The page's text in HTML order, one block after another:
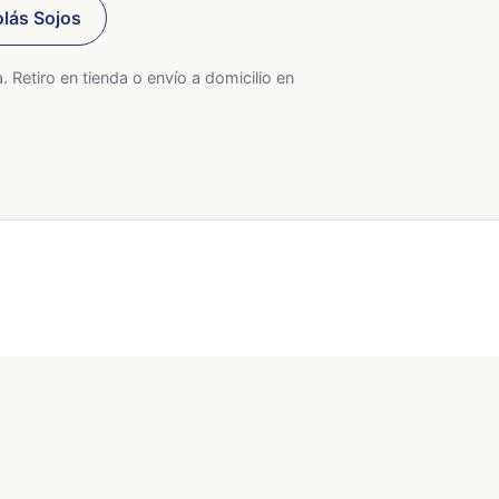
Sojos
Retiro en tienda o envío a domicilio en